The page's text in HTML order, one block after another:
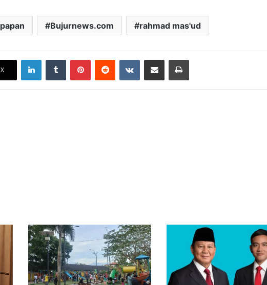
Bujurnews.com rahmad mas'ud
X
LinkedInTumblr PinterestReddit VKontakteShare via Email Print